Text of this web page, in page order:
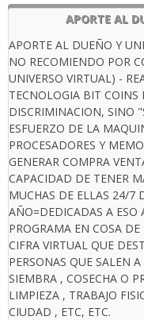
APORTE AL
APORTE AL DUEÑO Y
NO RECOMIENDO POR
UNIVERSO VIRTUAL) -
TECNOLOGIA BIT COINS
DISCRIMINACION, SINO
ESFUERZO DE LA
PROCESADORES Y
GENERAR COMPRA
CAPACIDAD DE TENER
MUCHAS DE ELLAS 24/7
AÑO=DEDICADAS A ESO
PROGRAMA EN COSA
CIFRA VIRTUAL QUE
PERSONAS QUE SALEN
SIEMBRA , COSECHA O
LIMPIEZA , TRABAJO
CIUDAD , ETC, ETC.